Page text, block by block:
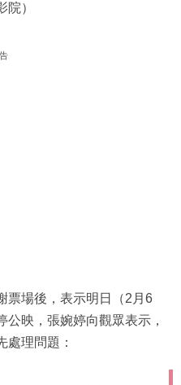
）
票場後，表示明日（2月6
公映，張婉婷向觀眾表示，
處理問題：